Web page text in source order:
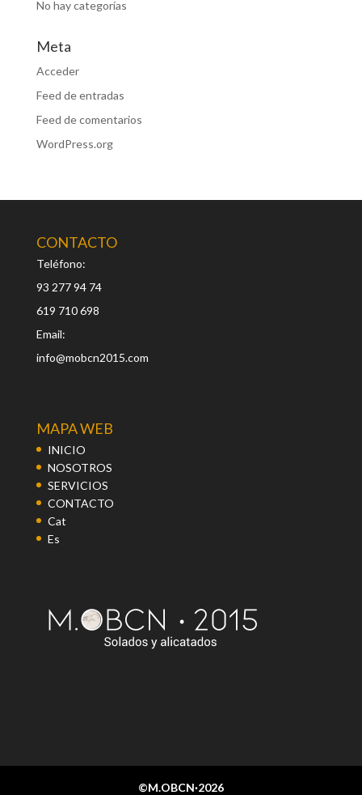
No hay categorías
Meta
Acceder
Feed de entradas
Feed de comentarios
WordPress.org
CONTACTO
Teléfono:
93 277 94 74
619 710 698
Email:
info@mobcn2015.com
MAPA WEB
INICIO
NOSOTROS
SERVICIOS
CONTACTO
Cat
Es
©M.OBCN·2026